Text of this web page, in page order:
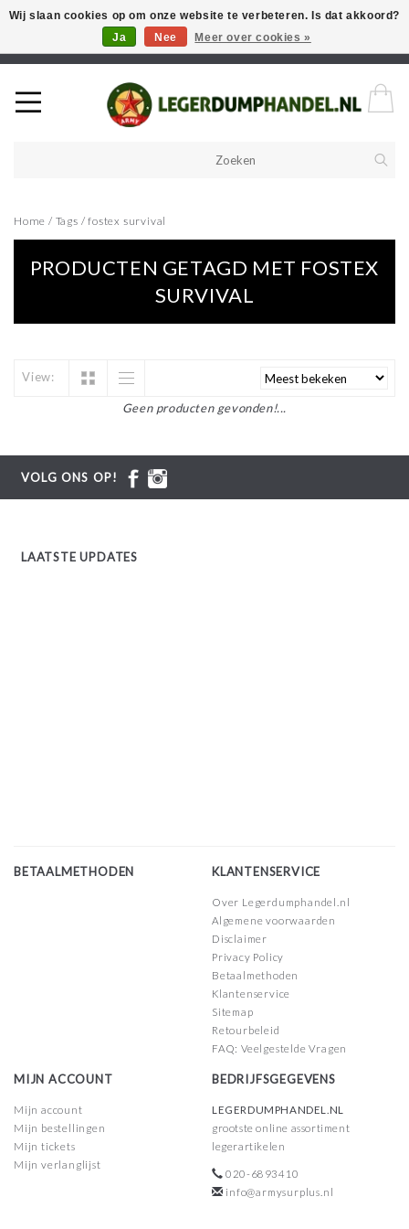
Welkom in onze webshop! Als u een product zoekt en deze niet kan
vinden in de webwinkel, neem vooral contact op!
Home / Tags /fostex survival
PRODUCTEN GETAGD MET FOSTEX
SURVIVAL
View:
Geen producten gevonden!...
VOLG ONS OP!
LAATSTE UPDATES
BETAALMETHODEN KLANTENSERVICE
Over Legerdumphandel.nl
Algemene voorwaarden
Disclaimer
Privacy Policy
Betaalmethoden
Klantenservice
Sitemap
Retourbeleid
FAQ: Veelgestelde Vragen
MIJN ACCOUNT
Mijn account
Mijn bestellingen
Mijn tickets
Mijn verlanglijst
BEDRIJFSGEGEVENS
LEGERDUMPHANDEL.NL
grootste online assortiment
legerartikelen
020-6893410
info@armysurplus.nl
Wij slaan cookies op om onze website te verbeteren. Is dat akkoord?
Ja
Nee Meer over cookies »